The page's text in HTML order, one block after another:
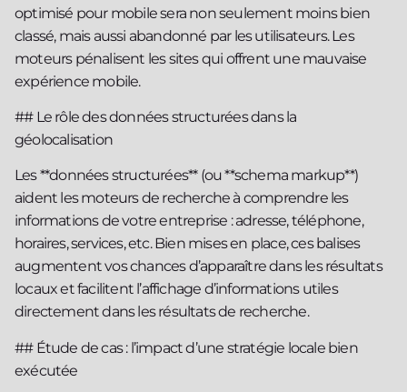
optimisé pour mobile sera non seulement moins bien
classé, mais aussi abandonné par les utilisateurs. Les
moteurs pénalisent les sites qui offrent une mauvaise
expérience mobile.
## Le rôle des données structurées dans la
géolocalisation
Les **données structurées** (ou **schema markup**)
aident les moteurs de recherche à comprendre les
informations de votre entreprise : adresse, téléphone,
horaires, services, etc. Bien mises en place, ces balises
augmentent vos chances d’apparaître dans les résultats
locaux et facilitent l’affichage d’informations utiles
directement dans les résultats de recherche.
## Étude de cas : l’impact d’une stratégie locale bien
exécutée